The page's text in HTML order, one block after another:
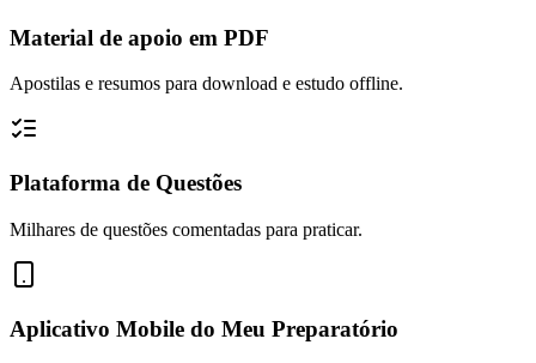
Material de apoio em PDF
Apostilas e resumos para download e estudo offline.
Plataforma de Questões
Milhares de questões comentadas para praticar.
Aplicativo Mobile do Meu Preparatório